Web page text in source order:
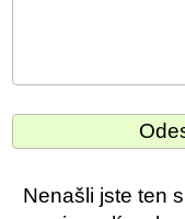
Nenašli jste ten